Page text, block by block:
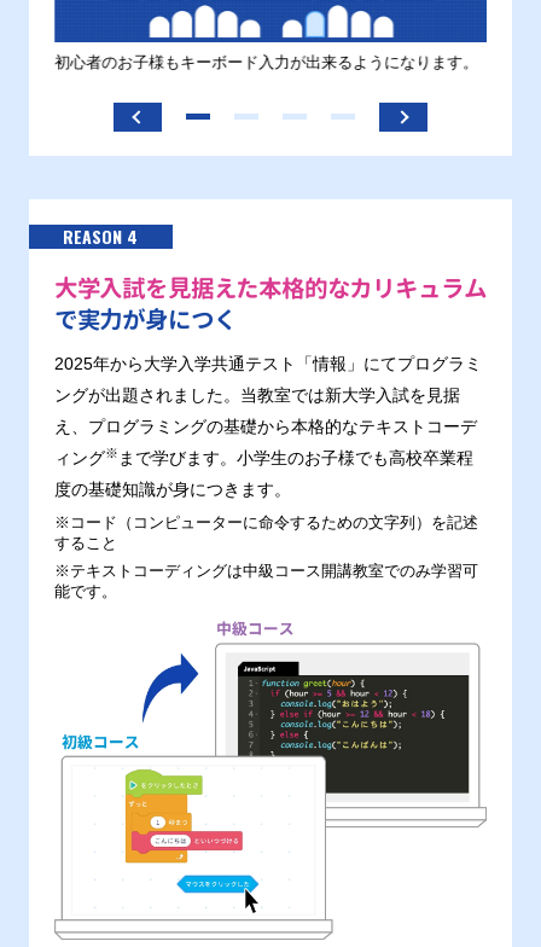
初心者のお子様もキーボード入力が出来るようになります。
REASON 4
大学入試を見据えた本格的なカリキュラム
で実力が身につく
2025年から大学入学共通テスト「情報」にてプログラミ
ングが出題されました。当教室では新大学入試を見据
え、プログラミングの基礎から本格的なテキストコーデ
ィング※ まで学びます。小学生のお子様でも高校卒業程
度の基礎知識が身につきます。
※コード（コンピューターに命令するための文字列）を記述
すること
※テキストコーディングは中級コース開講教室でのみ学習可
能です。